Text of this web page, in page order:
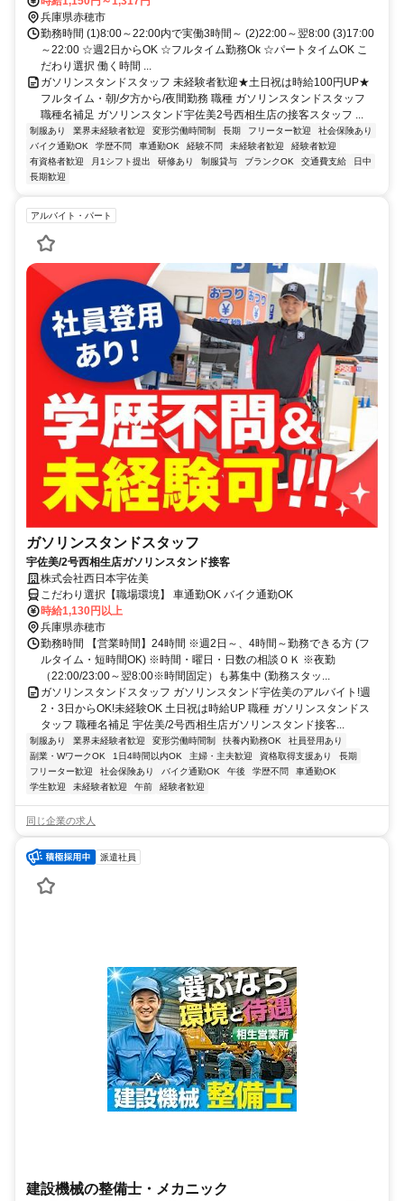
兵庫県赤穂市
勤務時間 (1)8:00～22:00内で実働3時間～ (2)22:00～翌8:00 (3)17:00
～22:00 ☆週2日からOK ☆フルタイム勤務Ok ☆パートタイムOK こ
だわり選択 働く時間 ...
ガソリンスタンドスタッフ 未経験者歓迎★土日祝は時給100円UP★
フルタイム・朝/夕方から/夜間勤務 職種 ガソリンスタンドスタッフ
職種名補足 ガソリンスタンド宇佐美2号西相生店の接客スタッフ ...
制服あり 業界未経験者歓迎 変形労働時間制 長期 フリーター歓迎
社会保険あり
バイク通勤OK
学歴不問 車通勤OK 経験不問 未経験者歓迎
経験者歓迎
有資格者歓迎
月1シフト提出 研修あり 制服貸与 ブランクOK 交通費支給
日中
長期歓迎
アルバイト・パート
ガソリンスタンドスタッフ
宇佐美/2号西相生店ガソリンスタンド接客
株式会社西日本宇佐美
こだわり選択【職場環境】 車通勤OK バイク通勤OK
時給1,130円以上
兵庫県赤穂市
勤務時間 【営業時間】24時間 ※週2日～、4時間～勤務できる方 (フ
ルタイム・短時間OK) ※時間・曜日・日数の相談ＯＫ ※夜勤
（22:00/23:00～翌8:00※時間固定）も募集中 (勤務スタッ...
ガソリンスタンドスタッフ ガソリンスタンド宇佐美のアルバイト!週
2・3日からOK!未経験OK 土日祝は時給UP 職種 ガソリンスタンドス
タッフ 職種名補足 宇佐美/2号西相生店ガソリンスタンド接客...
制服あり 業界未経験者歓迎 変形労働時間制 扶養内勤務OK
社員登用あり
副業・WワークOK
1日4時間以内OK 主婦・主夫歓迎 資格取得支援あり
長期
フリーター歓迎
社会保険あり バイク通勤OK 午後 学歴不問
車通勤OK
学生歓迎
未経験者歓迎 午前 経験者歓迎
同じ企業の求人
派遣社員
建設機械の整備士・メカニック